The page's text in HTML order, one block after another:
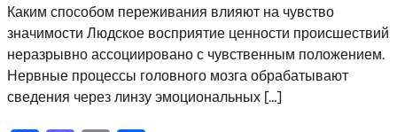
Каким способом переживания влияют на чувство
значимости Людское восприятие ценности происшествий
неразрывно ассоциировано с чувственным положением.
Нервные процессы головного мозга обрабатывают
сведения через линзу эмоциональных […]